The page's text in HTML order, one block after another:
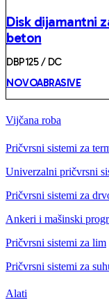
Disk dijamantni
beton
DBP125 / DC
NOVOABRASIVE
Vijčana roba
Pričvrsni sistemi za
Univerzalni pričvrsni
Pričvrsni sistemi za
Ankeri i mašinski
Pričvrsni sistemi za lim
Pričvrsni sistemi za
Alati